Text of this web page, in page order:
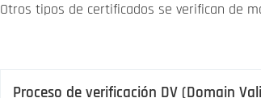
Otros tipos de certificados se verifican de
Proceso de verificación DV (Domain